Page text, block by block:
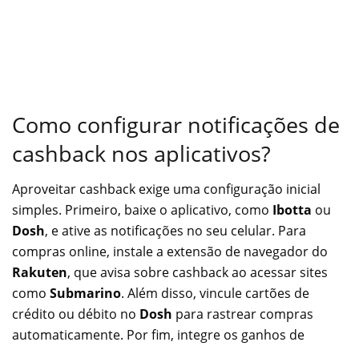
Como configurar notificações de
cashback nos aplicativos?
Aproveitar cashback exige uma configuração inicial
simples. Primeiro, baixe o aplicativo, como Ibotta ou
Dosh, e ative as notificações no seu celular. Para
compras online, instale a extensão de navegador do
Rakuten, que avisa sobre cashback ao acessar sites
como Submarino. Além disso, vincule cartões de
crédito ou débito no Dosh para rastrear compras
automaticamente. Por fim, integre os ganhos de